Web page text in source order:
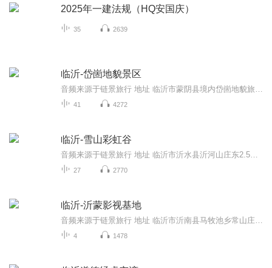
2025年一建法规（HQ安国庆）
35 2639
临沂-岱崮地貌景区
41 4272
临沂-雪山彩虹谷
27 2770
临沂-沂蒙影视基地
4 1478